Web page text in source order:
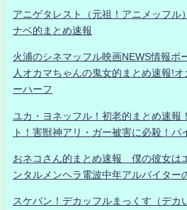
アニゲタレスト（元祖！アニメッフ
ナベ的まとめ速報
火浦のシネマッフル映画NEWS情報ポ
人オカマちゃんの鬼女的まとめ速報!
ーハーフ
ユカ・ヨネッフル！初老的まとめ速報
ト！害獣神アリ・ガー被害に必殺！パ
おネコさん的まとめ速報 僕の彼女は
ンタルメンヘラ電波中年アルバイター
スケバン！デカッフルまっくす（デカ